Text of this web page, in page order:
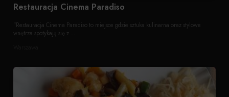
Restauracja Cinema Paradiso
"Restauracja Cinema Paradiso to miejsce gdzie sztuka kulinarna oraz stylowe
wnętrza spotykają się z ...